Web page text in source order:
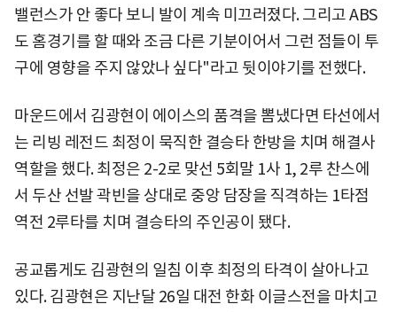
밸런스가 안 좋다 보니 발이 계속 미끄러졌다. 그리고 ABS
도 홈경기를 할 때와 조금 다른 기분이어서 그런 점들이 투
구에 영향을 주지 않았나 싶다"라고 뒷이야기를 전했다.
마운드에서 김광현이 에이스의 품격을 뽐냈다면 타선에서
는 리빙 레전드 최정이 묵직한 결승타 한방을 치며 해결사
역할을 했다. 최정은 2-2로 맞선 5회말 1사 1, 2루 찬스에
서 두산 선발 곽빈을 상대로 중앙 담장을 직격하는 1타점
역전 2루타를 치며 결승타의 주인공이 됐다.
공교롭게도 김광현의 일침 이후 최정의 타격이 살아나고
있다. 김광현은 지난달 26일 대전 한화 이글스전을 마치고